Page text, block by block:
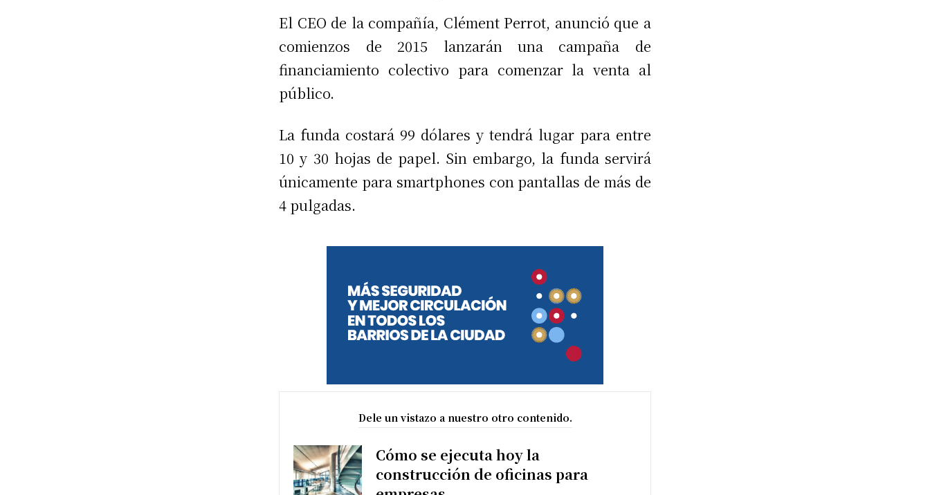
El CEO de la compañía, Clément Perrot, anunció que a
comienzos de 2015 lanzarán una campaña de
financiamiento colectivo para comenzar la venta al
público.
La funda costará 99 dólares y tendrá lugar para entre
10 y 30 hojas de papel. Sin embargo, la funda servirá
únicamente para smartphones con pantallas de más de
4 pulgadas.
Dele un vistazo a nuestro otro contenido.
Cómo se ejecuta hoy la
construcción de oficinas para